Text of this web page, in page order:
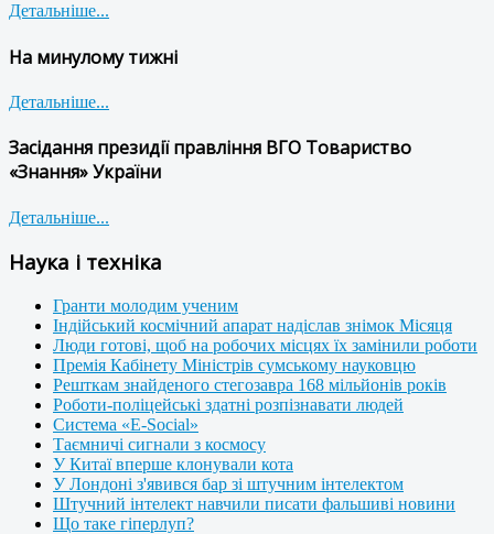
Детальніше...
На минулому тижні
Детальніше...
Засідання президії правління ВГО Товариство
«Знання» України
Детальніше...
Наука і техніка
Гранти молодим ученим
Індійський космічний апарат надіслав знімок Місяця
Люди готові, щоб на робочих місцях їх замінили роботи
Премія Кабінету Міністрів сумському науковцю
Решткам знайденого стегозавра 168 мільйонів років
Роботи-поліцейські здатні розпізнавати людей
Система «E-Social»
Таємничі сигнали з космосу
У Китаї вперше клонували кота
У Лондоні з'явився бар зі штучним інтелектом
Штучний інтелект навчили писати фальшиві новини
Що таке гіперлуп?